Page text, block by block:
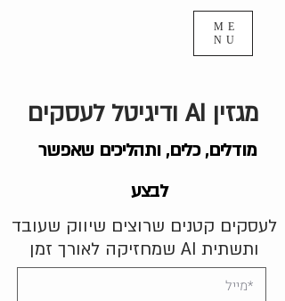
ME
NU
מגזין AI ודיגיטל לעסקים
מודלים, כלים, ותהליכים שאפשר
לבצע
לעסקים קטנים שרוצים שיווק שעובד
ותשתית AI שמחזיקה לאורך זמן